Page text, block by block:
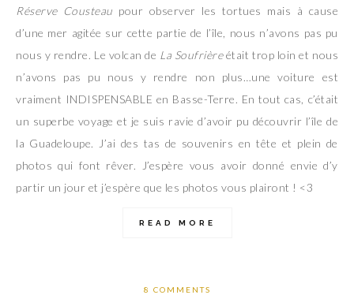
Réserve Cousteau pour observer les tortues mais à cause
d’une mer agitée sur cette partie de l’île, nous n’avons pas pu
nous y rendre. Le volcan de La Soufrièreétait trop loin et nous
n’avons pas pu nous y rendre non plus…une voiture est
vraiment INDISPENSABLE en Basse-Terre. En tout cas, c’était
un superbe voyage et je suis ravie d’avoir pu découvrir l’île de
la Guadeloupe. J’ai des tas de souvenirs en tête et plein de
photos qui font rêver. J’espère vous avoir donné envie d’y
partir un jour et j’espère que les photos vous plairont ! <3
READ MORE
8 COMMENTS